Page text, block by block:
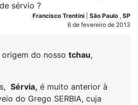
sérvio ?
Francisco Trentini São Paulo , SP
6 de fevereiro de 2013
origem do nosso tchau,
Sérvia, é muito anterior à
do Grego SERBIA, cuja